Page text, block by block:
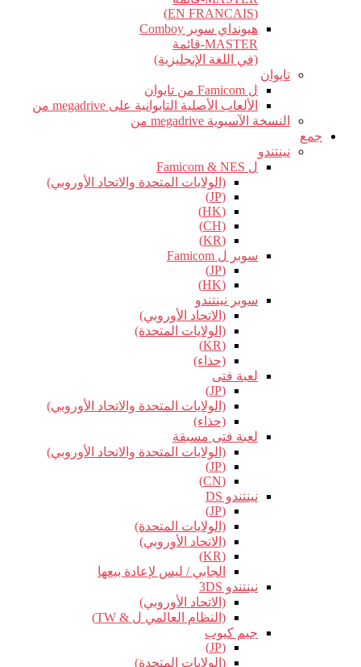
(EN FRANCAIS)
هيونداي سوبر Comboy
MASTER-قائمة
(في اللغة الإنجليزية)
تايوان
ل Famicom من تايوان
الألعاب الأصلية التايوانية على megadrive من
النسخة الآسيوية megadrive من
جمع
نينتندو
ل Famicom & NES
(الولايات المتحدة والاتحاد الأوروبي)
(JP)
(HK)
(CH)
(KR)
سوبر ل Famicom
(JP)
(HK)
سوبر نينتندو
(الاتحاد الأوروبي)
(الولايات المتحدة)
(KR)
(حذاء)
لعبة فتى
(JP)
(الولايات المتحدة والاتحاد الأوروبي)
(حذاء)
لعبة فتى مسبقة
(الولايات المتحدة والاتحاد الأوروبي)
(JP)
(CN)
نينتندو DS
(JP)
(الولايات المتحدة)
(الاتحاد الأوروبي)
(KR)
الجابي / ليس لإعادة بيعها
نينتندو 3DS
(الاتحاد الأوروبي)
(النظام العالمي ل & TW)
جيم كيوب
(JP)
(الولايات المتحدة)